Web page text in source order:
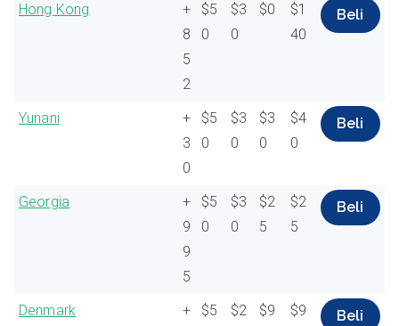
Hong Kong
+
8
5
2
$5
0
$3
0
$0
$1
40
Beli
Yunani
+
3
0
$5
0
$3
0
$3
0
$4
0
Beli
Georgia
+
9
9
5
$5
0
$3
0
$2
5
$2
5
Beli
Denmark
+
$5
$2
$9
$9
Beli